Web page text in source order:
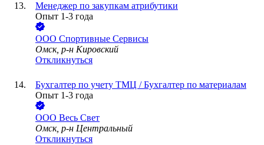
Менеджер по закупкам атрибутики
Опыт 1-3 года
ООО Спортивные Сервисы
Омск, р-н Кировский
Откликнуться
Бухгалтер по учету ТМЦ / Бухгалтер по материалам
Опыт 1-3 года
ООО Весь Свет
Омск, р-н Центральный
Откликнуться